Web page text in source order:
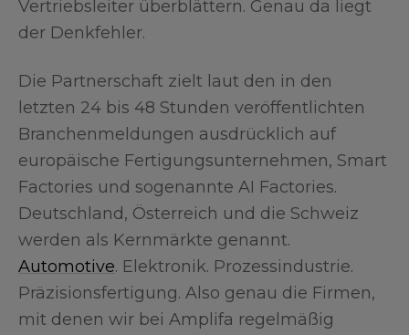
Vertriebsleiter überblättern. Genau da liegt
der Denkfehler.
Die Partnerschaft zielt laut den in den
letzten 24 bis 48 Stunden veröffentlichten
Branchenmeldungen ausdrücklich auf
europäische Fertigungsunternehmen, Smart
Factories und sogenannte AI Factories.
Deutschland, Österreich und die Schweiz
werden als Kernmärkte genannt.
Automotive. Elektronik. Prozessindustrie.
Präzisionsfertigung. Also genau die Firmen,
mit denen wir bei Amplifa regelmäßig